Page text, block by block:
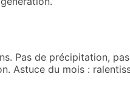
Pas de précipitation,
Astuce du mois :